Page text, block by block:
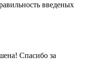
введеных
Спасибо за